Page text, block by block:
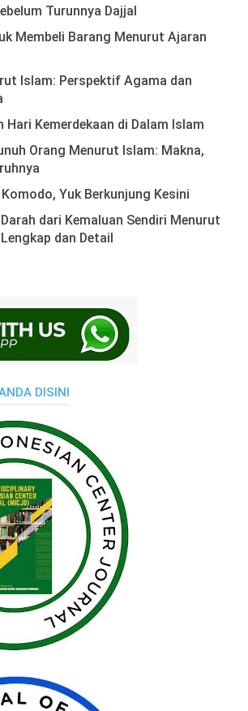
Turunnya Dajjal
Membeli Barang Menurut Ajaran
Islam: Perspektif Agama dan
Hari Kemerdekaan di Dalam Islam
Orang Menurut Islam: Makna,
Yuk Berkunjung Kesini
dari Kemaluan Sendiri Menurut
dan Detail
DISINI